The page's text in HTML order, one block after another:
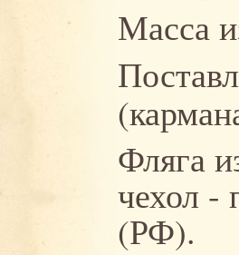
Масса
Фляга
чехол -
(РФ).